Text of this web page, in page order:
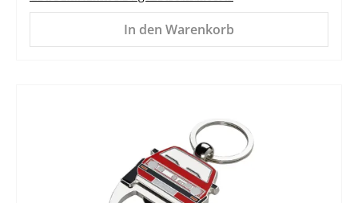
In den Warenkorb